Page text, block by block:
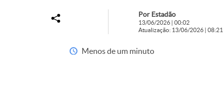
Por Estadão
13/06/2026 | 00:02
Atualização: 13/06/2026 | 08:21
Menos de um minuto